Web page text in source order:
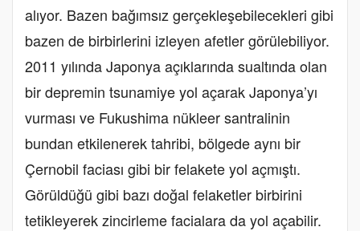
alıyor. Bazen bağımsız gerçekleşebilecekleri gibi
bazen de birbirlerini izleyen afetler görülebiliyor.
2011 yılında Japonya açıklarında sualtında olan
bir depremin tsunamiye yol açarak Japonya’yı
vurması ve Fukushima nükleer santralinin
bundan etkilenerek tahribi, bölgede aynı bir
Çernobil faciası gibi bir felakete yol açmıştı.
Görüldüğü gibi bazı doğal felaketler birbirini
tetikleyerek zincirleme facialara da yol açabilir.